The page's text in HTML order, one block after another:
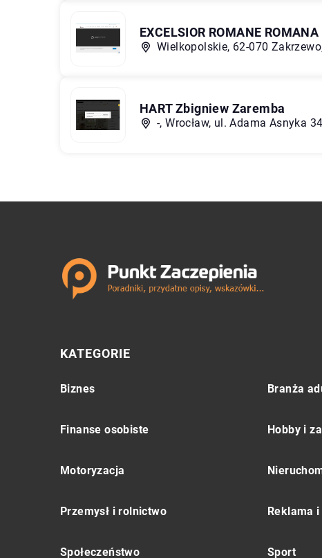
EXCELSIOR ROMANE
Wielkopolskie, 62-070
HART Zbigniew Zaremba
-, Wrocław, ul. Adama Asnyka 34
KATEGORIE
Biznes Branża
Finanse osobiste Hobby i
Motoryzacja
Przemysł i rolnictwo Reklama
Społeczeństwo Sport